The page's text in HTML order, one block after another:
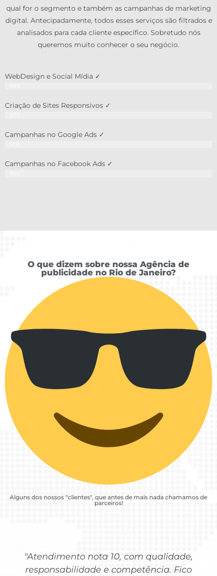
qual for o segmento e também as campanhas de marketing
digital. Antecipadamente, todos esses serviços são filtrados e
analisados para cada cliente específico. Sobretudo nós
queremos muito conhecer o seu negócio.
WebDesign e Social Mídia ✓
Criação de Sites Responsivos ✓
Campanhas no Google Ads ✓
Campanhas no Facebook Ads ✓
O que dizem sobre nossa Agência de
publicidade no Rio de Janeiro?
Alguns dos nossos "clientes", que antes de mais nada chamamos de
parceiros!
"Atendimento nota 10, com qualidade,
responsabilidade e competência. Fico